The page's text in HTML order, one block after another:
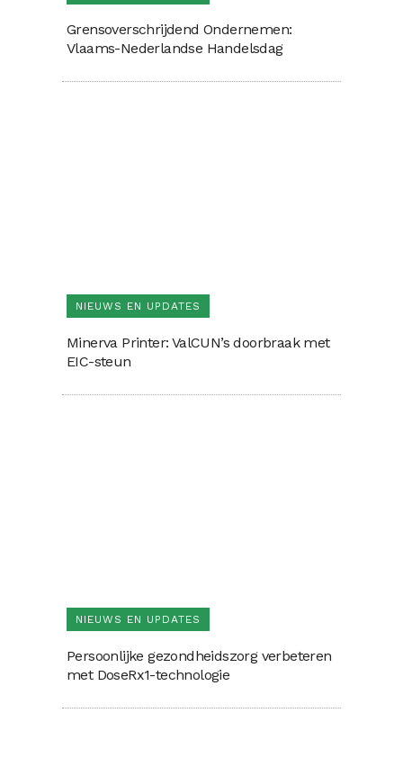
Grensoverschrijdend Ondernemen:
Vlaams-Nederlandse Handelsdag
NIEUWS EN UPDATES
Minerva Printer: ValCUN’s doorbraak met
EIC-steun
NIEUWS EN UPDATES
Persoonlijke gezondheidszorg verbeteren
met DoseRx1-technologie